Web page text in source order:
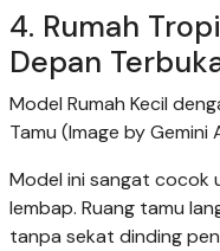
4. Rumah
Depan
Model Rumah Kecil
Tamu (Image by Gemini
Model ini sangat cocok
lembap. Ruang tamu
tanpa sekat dinding